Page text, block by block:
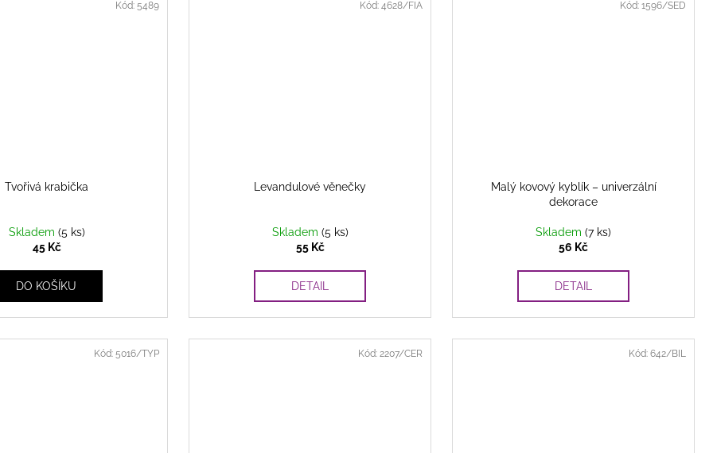
Tvořivá krabička
Skladem (5 ks)
45 Kč
DO KOŠÍKU
Kód: 5489
Levandulové věnečky
Skladem (5 ks)
55 Kč
DETAIL
Kód: 4628/FIA
Malý kovový kyblík – univerzální
dekorace
Skladem (7 ks)
56 Kč
DETAIL
Kód: 1596/SED
Kód: 5016/TYP Kód: 2207/CER Kód: 642/BIL